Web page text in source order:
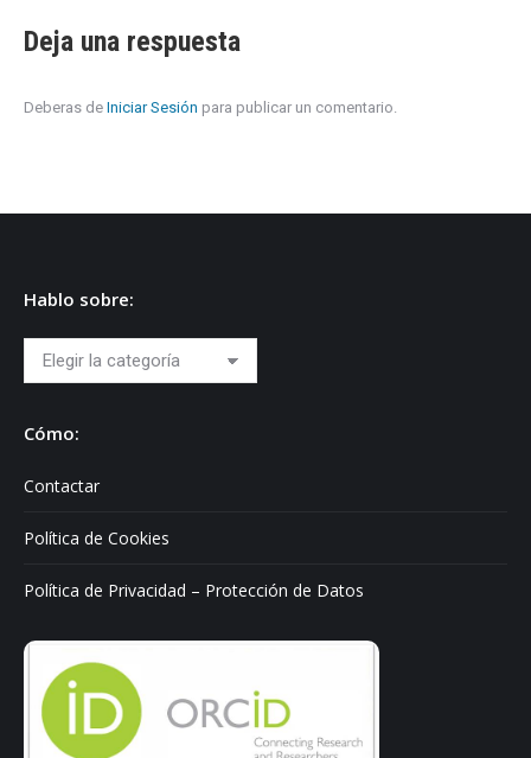
Deja una respuesta
Deberas de Iniciar Sesión para publicar un comentario.
Hablo sobre:
Hablo
sobre:
Cómo:
Contactar
Política de Cookies
Política de Privacidad – Protección de Datos